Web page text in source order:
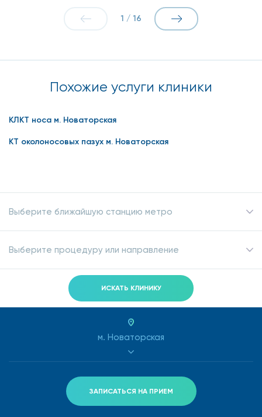
1 / 16
Похожие услуги клиники
КЛКТ носа м. Новаторская
КТ околоносовых пазух м. Новаторская
Выберите ближайшую станцию метро
Выберите процедуру или направление
ИСКАТЬ КЛИНИКУ
м. Новаторская
ЗАПИСАТЬСЯ НА ПРИЕМ